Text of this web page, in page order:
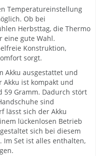
Temperatureinstellung
Ob bei
Herbsttag, die Thermo
eine gute Wahl.
Konstruktion,
sorgt.
Akku ausgestattet und
Akku ist kompakt und
Gramm. Dadurch stört
sind
lässt sich der Akku
lückenlosen Betrieb
sich bei diesem
Set ist alles enthalten,